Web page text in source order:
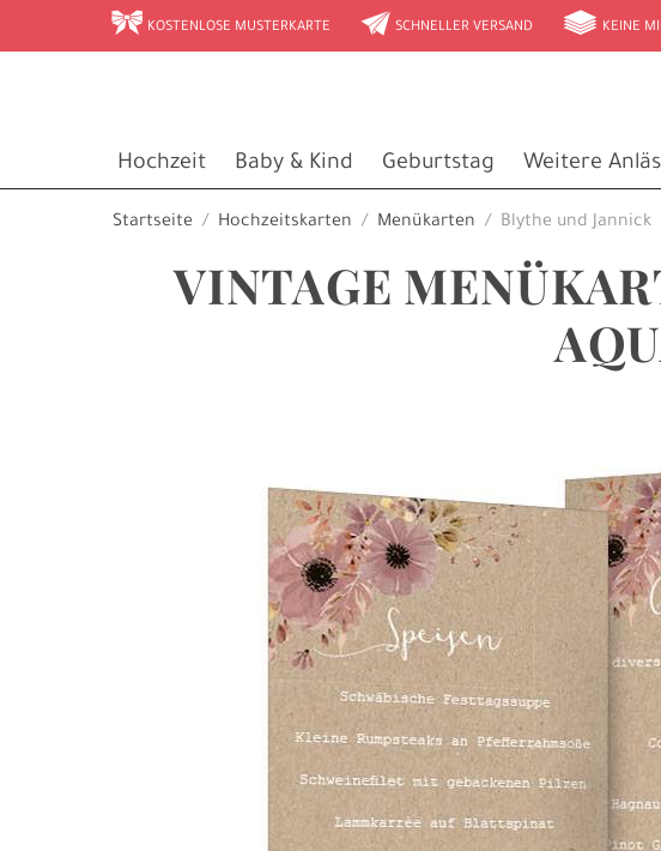
r KOSTENLOSE MUSTERKARTE e SCHNELLER VERSAND g KEINE
Hochzeit Baby & Kind Geburtstag Weitere
Startseite Hochzeitskarten Menükarten Blythe und Jannick
VINTAGE